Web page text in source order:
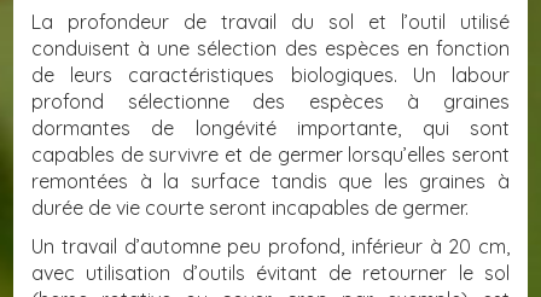
La profondeur de travail du sol et l’outil utilisé
conduisent à une sélection des espèces en fonction
de leurs caractéristiques biologiques. Un labour
profond sélectionne des espèces à graines
dormantes de longévité importante, qui sont
capables de survivre et de germer lorsqu’elles seront
remontées à la surface tandis que les graines à
durée de vie courte seront incapables de germer.
Un travail d’automne peu profond, inférieur à 20 cm,
avec utilisation d’outils évitant de retourner le sol